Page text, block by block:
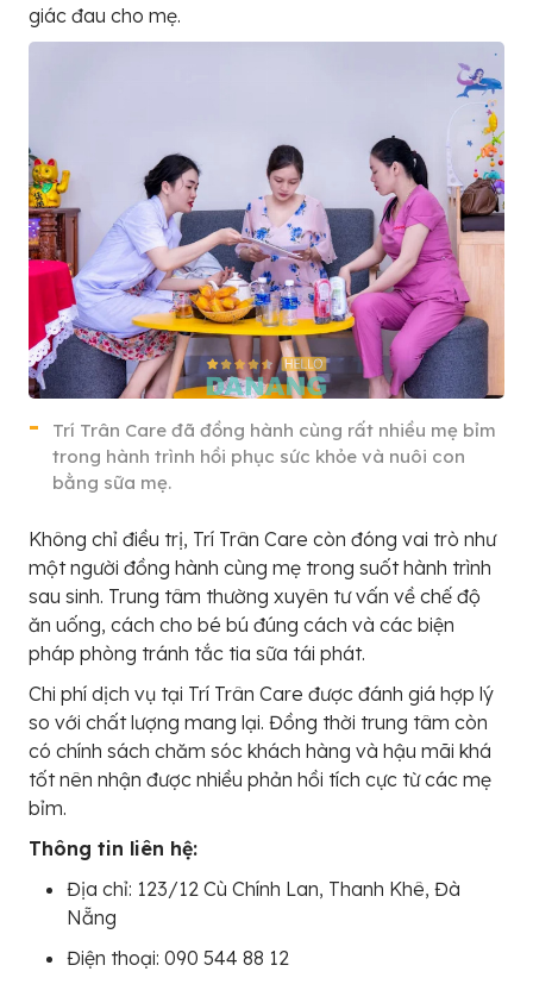
giác đau cho mẹ.
Trí Trân Care đã đồng hành cùng rất nhiều mẹ bỉm
trong hành trình hồi phục sức khỏe và nuôi con
bằng sữa mẹ.
Không chỉ điều trị, Trí Trân Care còn đóng vai trò như
một người đồng hành cùng mẹ trong suốt hành trình
sau sinh. Trung tâm thường xuyên tư vấn về chế độ
ăn uống, cách cho bé bú đúng cách và các biện
pháp phòng tránh tắc tia sữa tái phát.
Chi phí dịch vụ tại Trí Trân Care được đánh giá hợp lý
so với chất lượng mang lại. Đồng thời trung tâm còn
có chính sách chăm sóc khách hàng và hậu mãi khá
tốt nên nhận được nhiều phản hồi tích cực từ các mẹ
bỉm.
Thông tin liên hệ:
Địa chỉ: 123/12 Cù Chính Lan, Thanh Khê, Đà
Nẵng
Điện thoại: 090 544 88 12